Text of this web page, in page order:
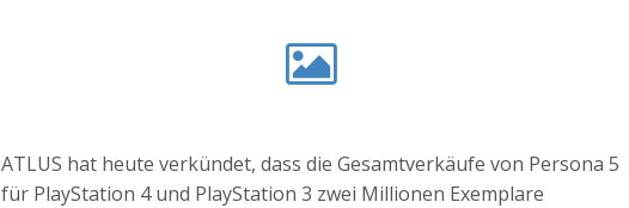
ATLUS hat heute verkündet, dass die Gesamtverkäufe von Persona 5
für PlayStation 4 und PlayStation 3 zwei Millionen Exemplare